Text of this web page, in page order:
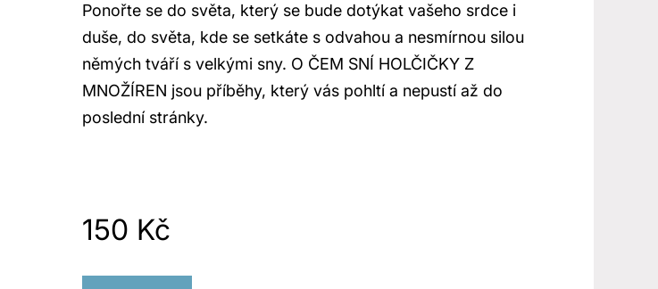
Ponořte se do světa, který se bude dotýkat vašeho srdce i
duše, do světa, kde se setkáte s odvahou a nesmírnou silou
němých tváří s velkými sny. O ČEM SNÍ HOLČIČKY Z
MNOŽÍREN jsou příběhy, který vás pohltí a nepustí až do
poslední stránky.
150 Kč